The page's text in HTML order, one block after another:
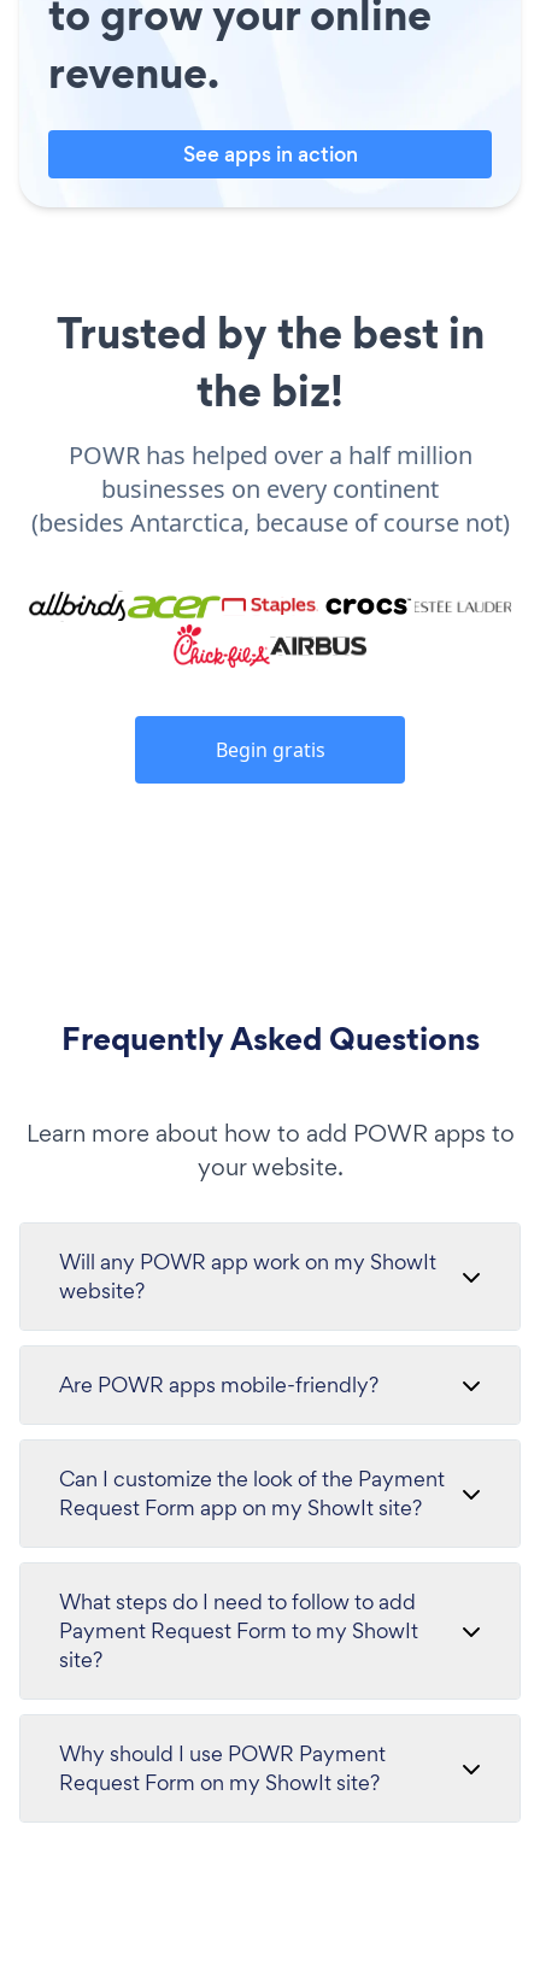
to grow your online
revenue.
See apps in action
Trusted by the best in
the biz!
POWR has helped over a half million
businesses on every continent
(besides Antarctica, because of course not)
Begin gratis
Frequently Asked Questions
Learn more about how to add POWR apps to
your website.
Will any POWR app work on my ShowIt
website?
Are POWR apps mobile-friendly?
Can I customize the look of the Payment
Request Form app on my ShowIt site?
What steps do I need to follow to add
Payment Request Form to my ShowIt
site?
Why should I use POWR Payment
Request Form on my ShowIt site?